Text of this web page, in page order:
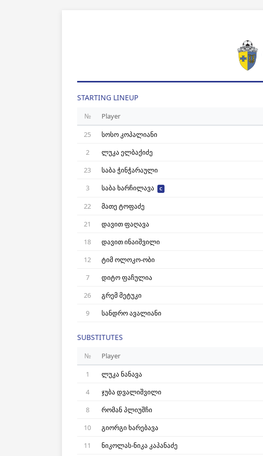
STARTING LINEUP
№
Player
25
სოსო კოპალიანი
2
ლუკა ელბაქიძე
23
საბა ჭინჭარაული
3
საბა ხარჩილავა C
22
მათე ტოფაძე
21
დავით ფაღავა
18
დავით ინაიშვილი
12
ტიმ ოლოკო-ობი
7
დიტო ფაჩულია
26
გრემ მეტუკი
9
სანდრო ავალიანი
SUBSTITUTES
№
Player
1
ლუკა ნანავა
4
ჯუბა დვალიშვილი
8
რომან პლიუშჩი
10
გიორგი ხარებავა
11
ნიკოლას-ნიკა კაპანაძე